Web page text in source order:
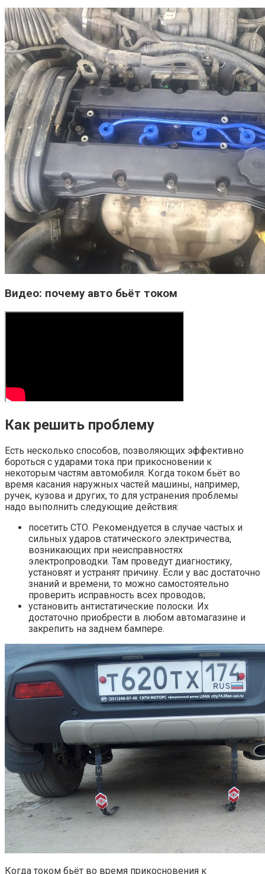
Видео: почему авто бьёт током
Как решить проблему
Есть несколько способов, позволяющих эффективно
бороться с ударами тока при прикосновении к
некоторым частям автомобиля. Когда током бьёт во
время касания наружных частей машины, например,
ручек, кузова и других, то для устранения проблемы
надо выполнить следующие действия:
посетить СТО. Рекомендуется в случае частых и
сильных ударов статического электричества,
возникающих при неисправностях
электропроводки. Там проведут диагностику,
установят и устранят причину. Если у вас достаточно
знаний и времени, то можно самостоятельно
проверить исправность всех проводов;
установить антистатические полоски. Их
достаточно приобрести в любом автомагазине и
закрепить на заднем бампере.
Когда током бьёт во время прикосновения к